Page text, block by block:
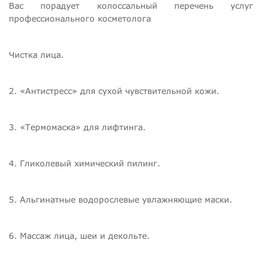
Вас порадует колоссальный перечень услуг
профессионального косметолога
Чистка лица.
2. «Антистресс» для сухой чувствительной кожи.
3. «Термомаска» для лифтинга.
4. Гликолевый химический пилинг.
5. Альгинатные водорослевые увлажняющие маски.
6. Массаж лица, шеи и декольте.